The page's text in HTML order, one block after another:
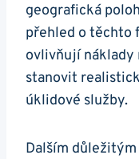
geografická
přehled o těchto
ovlivňují náklady
stanovit
úklidové služby.
Dalším